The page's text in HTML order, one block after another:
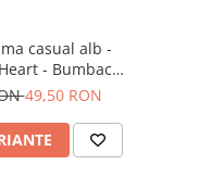
casual alb -
- Bumbac
49,50 RON